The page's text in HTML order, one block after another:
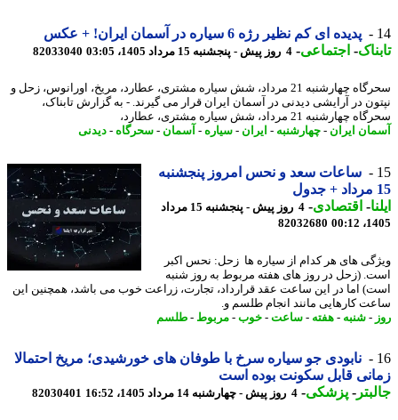
پدیده ای کم نظیر رژه 6 سیاره در آسمان ایران! + عکس
-اجتماعی-4 روز پیش - پنجشنبه 15 مرداد 1405، 03:05 82033040
سحرگاه چهارشنبه 21 مرداد، شش سیاره مشتری، عطارد، مریخ، اورانوس، زحل و
در آرایشی دیدنی در آسمان ایران قرار می گیرند. - به گزارش تابناک،
21 مرداد، شش سیاره مشتری، عطارد،
ایران - چهارشنبه-ایران - سیاره-آسمان-سحرگاه-دیدنی
ساعات سعد و نحس امروز پنجشنبه
-اقتصادی-
4 روز پیش - پنجشنبه 15 مرداد
82032680
های هر کدام از سیاره ها زحل: نحس اکبر
(زحل در روز های هفته مربوط به روز شنبه
اما در این ساعت عقد قرارداد، تجارت، زراعت خوب می باشد، همچنین این
کارهایی مانند انجام طلسم و.
- شنبه-هفته-ساعت-خوب-مربوط -طلسم
نابودی جو سیاره سرخ با طوفان های خورشیدی؛ مریخ احتمالا
قابل سکونت بوده است
-پزشکی-4 روز پیش - چهارشنبه 14 مرداد 1405، 16:52 82030401